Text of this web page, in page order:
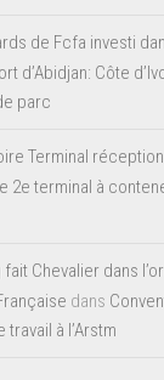
de Fcfa investi
d’Abidjan: Côte
parc
Terminal
2e terminal à
Chevalier dans
dans
à l’Arstm